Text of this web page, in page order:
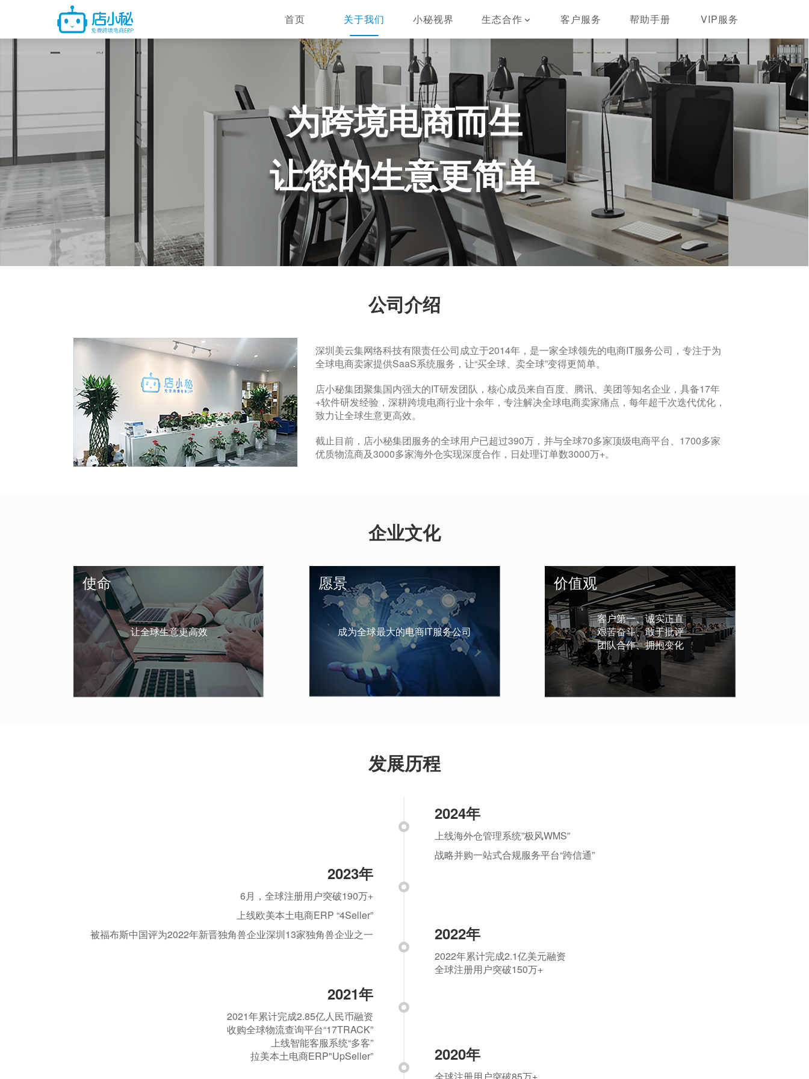
首页 关于我们 小秘视界 生态合作 客户服务 帮助手册 VIP服务
为跨境电商而生
让您的生意更简单
公司介绍
深圳美云集网络科技有限责任公司成立于2014年，是一家全球领先的电商IT服务公司，专注于为
全球电商卖家提供SaaS系统服务，让“买全球、卖全球”变得更简单。
店小秘集团聚集国内强大的IT研发团队，核心成员来自百度、腾讯、美团等知名企业，具备17年
+软件研发经验，深耕跨境电商行业十余年，专注解决全球电商卖家痛点，每年超千次迭代优化，
致力让全球生意更高效。
截止目前，店小秘集团服务的全球用户已超过390万，并与全球70多家顶级电商平台、1700多家
优质物流商及3000多家海外仓实现深度合作，日处理订单数3000万+。
企业文化
使命
让全球生意更高效
愿景
成为全球最大的电商IT服务公司
价值观
客户第一、诚实正直
艰苦奋斗、敢于批评
团队合作、拥抱变化
发展历程
2024年
上线海外仓管理系统”极风WMS”
战略并购一站式合规服务平台“跨信通”
2023年
6月，全球注册用户突破190万+
上线欧美本土电商ERP “4Seller”
被福布斯中国评为2022年新晋独角兽企业深圳13家独角兽企业之一
2022年
2022年累计完成2.1亿美元融资
全球注册用户突破150万+
2021年
2021年累计完成2.85亿人民币融资
收购全球物流查询平台“17TRACK”
上线智能客服系统“多客”
拉美本土电商ERP"UpSeller”
2020年